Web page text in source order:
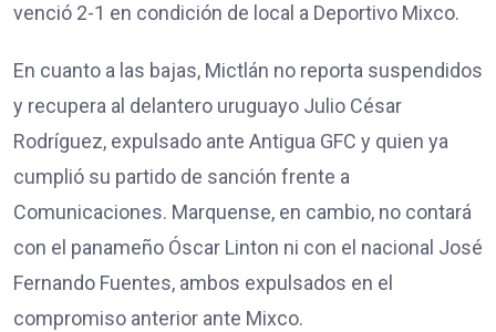
venció 2-1 en condición de local a Deportivo Mixco.
En cuanto a las bajas, Mictlán no reporta suspendidos
y recupera al delantero uruguayo Julio César
Rodríguez, expulsado ante Antigua GFC y quien ya
cumplió su partido de sanción frente a
Comunicaciones. Marquense, en cambio, no contará
con el panameño Óscar Linton ni con el nacional José
Fernando Fuentes, ambos expulsados en el
compromiso anterior ante Mixco.